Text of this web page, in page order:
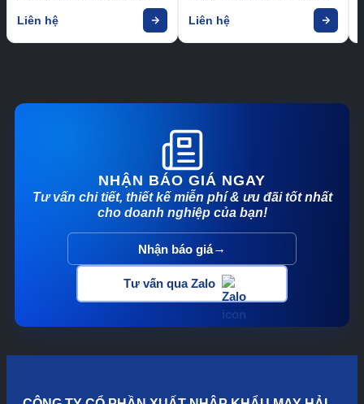
Liên hệ
Team Lầy Lội Lập Hội Đi
Chơi
Liên hệ
NHẬN BÁO GIÁ NGAY
Tư vấn chi tiết, thiết kế miễn phí & ưu đãi tốt nhất
cho doanh nghiệp của bạn!
Nhận báo giá→
Tư vấn qua Zalo